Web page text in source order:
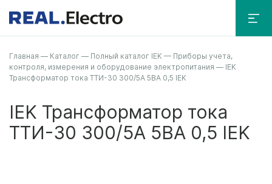
Главная — Каталог — Полный каталог IEK — Приборы учета,
контроля, измерения и оборудование электропитания — IEK
Трансформатор тока ТТИ-30 300/5А 5ВА 0,5 IEK
IEK Трансформатор тока
ТТИ-30 300/5А 5ВА 0,5 IEK